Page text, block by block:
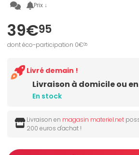
Prix ↓
39€95
dont éco-participation 0€05
Livraison à domicile ou
En stock
Livré demain !
Livraison en magasin materiel.net
200 euros d'achat !